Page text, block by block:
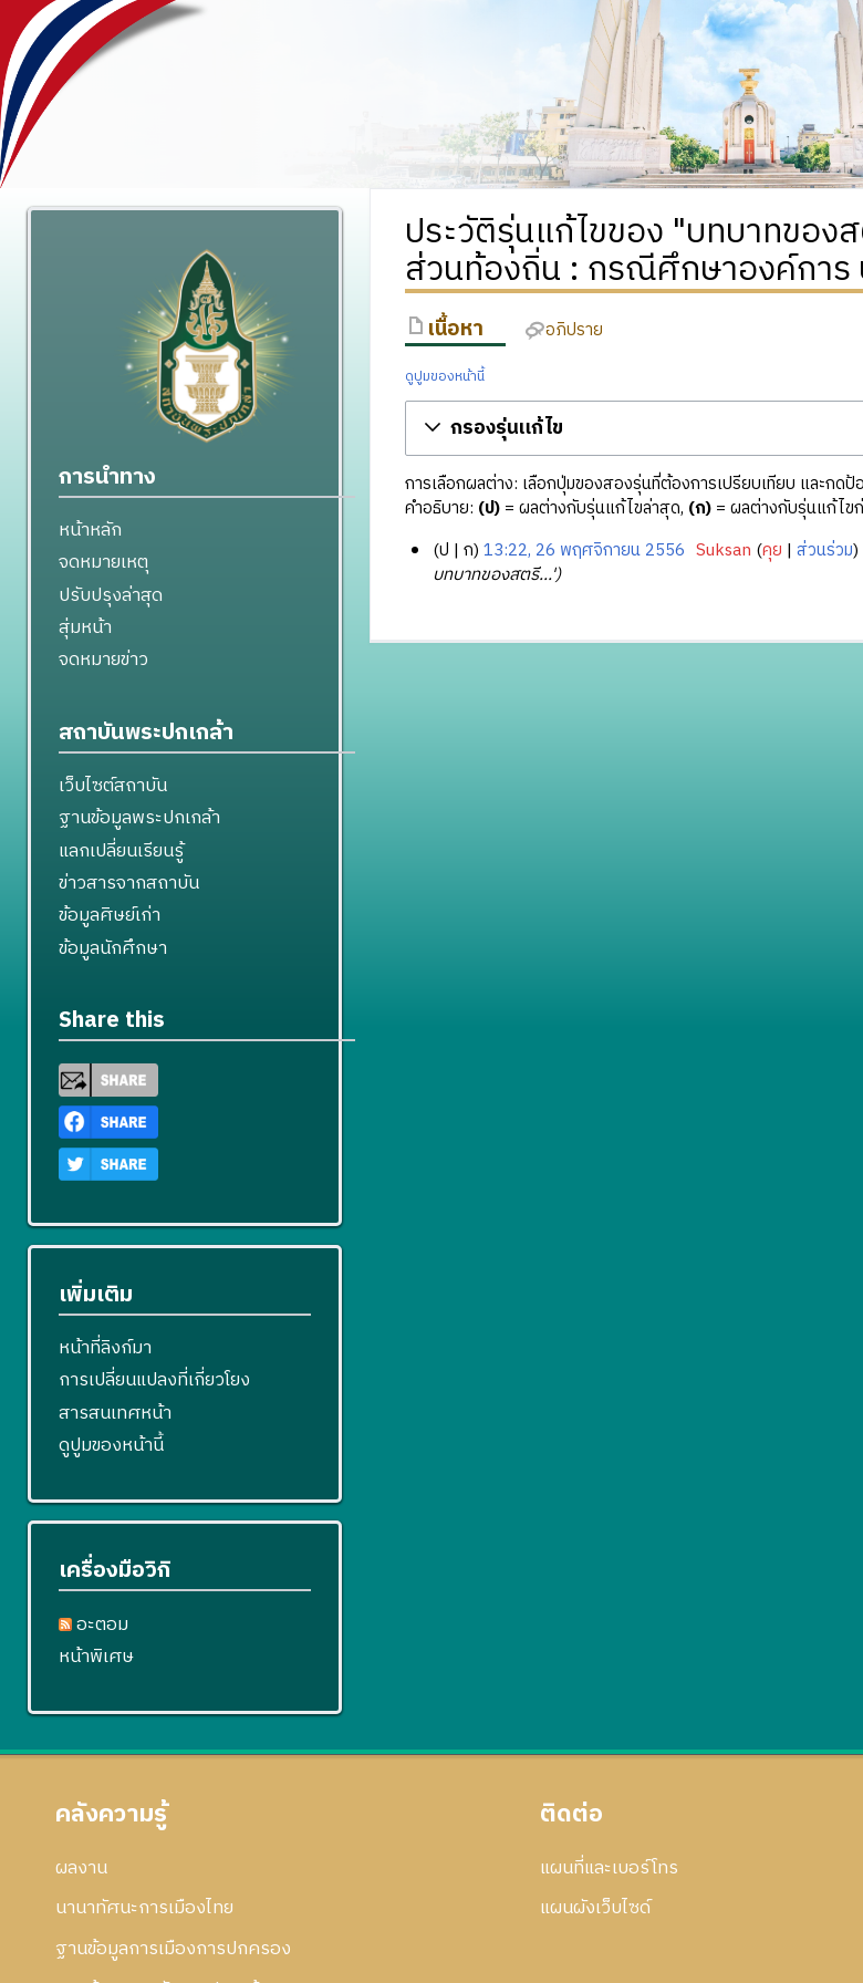
ประวัติรุ่นแก้ไขของ "บทบาทของ
ส่วนท้องถิ่น : กรณีศึกษาองค์การ
เนื้อหา อภิปราย
ดูปูมของหน้านี้
กรองรุ่นแก้ไข
การเลือกผลต่าง: เลือกปุ่มของสองรุ่นที่ต้องการเปรียบเทียบ และกดป้
คำอธิบาย: (ป)= ผลต่างกับรุ่นแก้ไขล่าสุด, (ก)= ผลต่างกับรุ่นแก้ไข
ป ก 13:22, 26 พฤศจิกายน 2556 Suksan คุย ส่วนร่วม
บทบาทของสตรี...'
การนำทาง
หน้าหลัก
จดหมายเหตุ
ปรับปรุงล่าสุด
สุ่มหน้า
จดหมายข่าว
สถาบันพระปกเกล้า
เว็บไซต์สถาบัน
ฐานข้อมูลพระปกเกล้า
แลกเปลี่ยนเรียนรู้
ข่าวสารจากสถาบัน
ข้อมูลศิษย์เก่า
ข้อมูลนักศึกษา
Share this
เพิ่มเติม
หน้าที่ลิงก์มา
การเปลี่ยนแปลงที่เกี่ยวโยง
สารสนเทศหน้า
ดูปูมของหน้านี้
เครื่องมือวิกิ
อะตอม
หน้าพิเศษ
คลังความรู้
ผลงาน
นานาทัศนะการเมืองไทย
ฐานข้อมูลการเมืองการปกครอง
ติดต่อ
แผนที่และเบอร์โทร
แผนผังเว็บไซด์